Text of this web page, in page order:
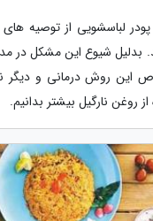
لباسشویی از توصیه
بدلیل شیوع این مشکل در
این روش درمانی و دیگر
روغن نارگیل بیشتر بدانیم.